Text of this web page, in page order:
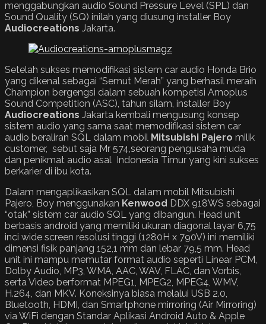
menggabungkan audio Sound Pressure Level (SPL) dan
Sound Quality (SQ) inilah yang diusung installer Boy
Audiocreations Jakarta.
Setelah sukses memodifikasi sistem car audio Honda Brio
yang dikenal sebagai “Semut Merah” yang berhasil meraih
Champion bergengsi dalam sebuah kompetisi Amoplus
Sound Competition (ASC), tahun silam, installer Boy
Audiocreations Jakarta kembali mengusung konsep
sistem audio yang sama saat memodifikasi sistem car
audio beraliran SQL dalam mobil Mitsubishi Pajero milik
customer, sebut saja Mr 574,seorang pengusaha muda
dan penikmat audio asal Indonesia Timur yang kini sukses
berkarier di ibu kota.
Dalam mengaplikasikan SQL dalam mobil Mitsubishi
Pajero, Boy menggunakan Kenwood DDX 918WS sebagai
“otak” sistem car audio SQL yang dibangun. Head unit
berbasis android yang memiliki ukuran diagonal layar 6,75
inci wide screen resolusi tinggi (1280H x 790V) ini memiliki
dimensi fisik panjang 152,1 mm dan lebar 79,5 mm. Head
unit ini mampu memutar format audio seperti Linear PCM,
Dolby Audio, MP3, WMA, AAC, WAV, FLAC, dan Vorbis,
serta Video berformat MPEG1, MPEG2, MPEG4, WMV,
H.264, dan MKV. Koneksinya biasa melalui USB 2.0,
Bluetooth, HDMI, dan Smartphone mirroring (Air Mirroring)
via WiFi dengan Standar Aplikasi Android Auto & Apple